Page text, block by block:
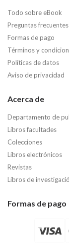
Todo sobre eBook
Preguntas frecuentes
Formas de pago
Términos y
Políticas de datos
Aviso de privacidad
Acerca de
Departamento de
Libros facultades
Colecciones
Libros electrónicos
Revistas
Libros de
Formas de pago